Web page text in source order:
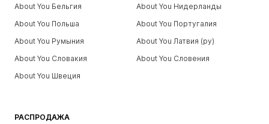
РАСПРОДАЖА
About You Бельгия
About You Нидерланды
About You Польша
About You Португалия
About You Румыния
About You Латвия (ру)
About You Словакия
About You Словения
About You Швеция